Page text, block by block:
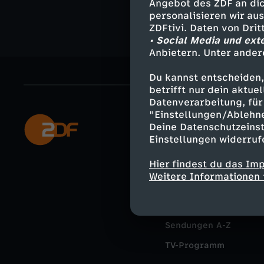
Angebot des ZDF an
personalisieren wir
ZDFtivi. Daten von
• Social Media und
Anbietern. Unter
Du kannst
betrifft nur dein
Datenverarbeitung,
"Einstellungen/
Deine
Einstellungen
Hier findest du das
Weitere
Y
Mehr ZDF
ZDF-Apps
Smart TV
Sendungen A-Z
TV-Programm